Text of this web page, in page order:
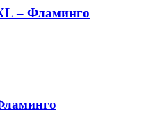
– Фламинго